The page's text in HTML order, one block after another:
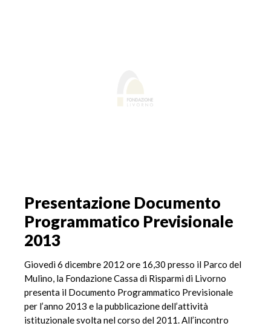
Presentazione Documento
Programmatico Previsionale
2013
Giovedì 6 dicembre 2012 ore 16,30 presso il Parco del
Mulino, la Fondazione Cassa di Risparmi di Livorno
presenta il Documento Programmatico Previsionale
per l’anno 2013 e la pubblicazione dell’attività
istituzionale svolta nel corso del 2011. All’incontro